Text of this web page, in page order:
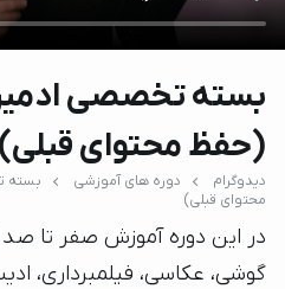
بسته تخصصی
(حفظ محتوای قبلی)
دیدوگرام دوره های آموزشی
بسته
محتوای قبلی)
در این دوره آموزش صفر تا صد
گوشی، عکاسی، فیلمبرداری،